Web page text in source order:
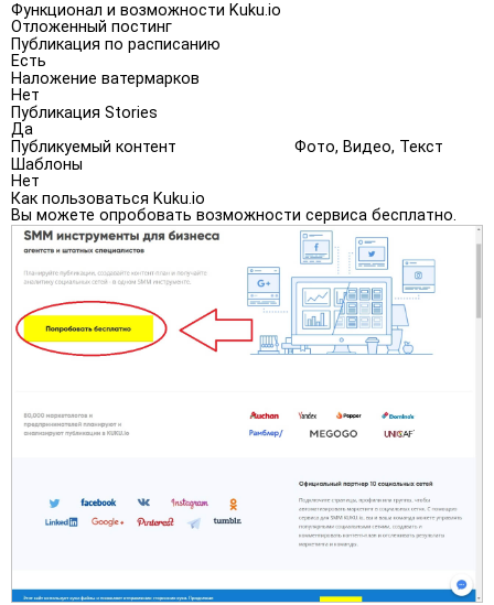
Функционал и возможности Kuku.io
Отложенный постинг
Публикация по расписанию
Есть
Наложение ватермарков
Нет
Публикация Stories
Да
Публикуемый контент
Фото, Видео, Текст
Шаблоны
Нет
Как пользоваться Kuku.io
Вы можете опробовать возможности сервиса бесплатно.